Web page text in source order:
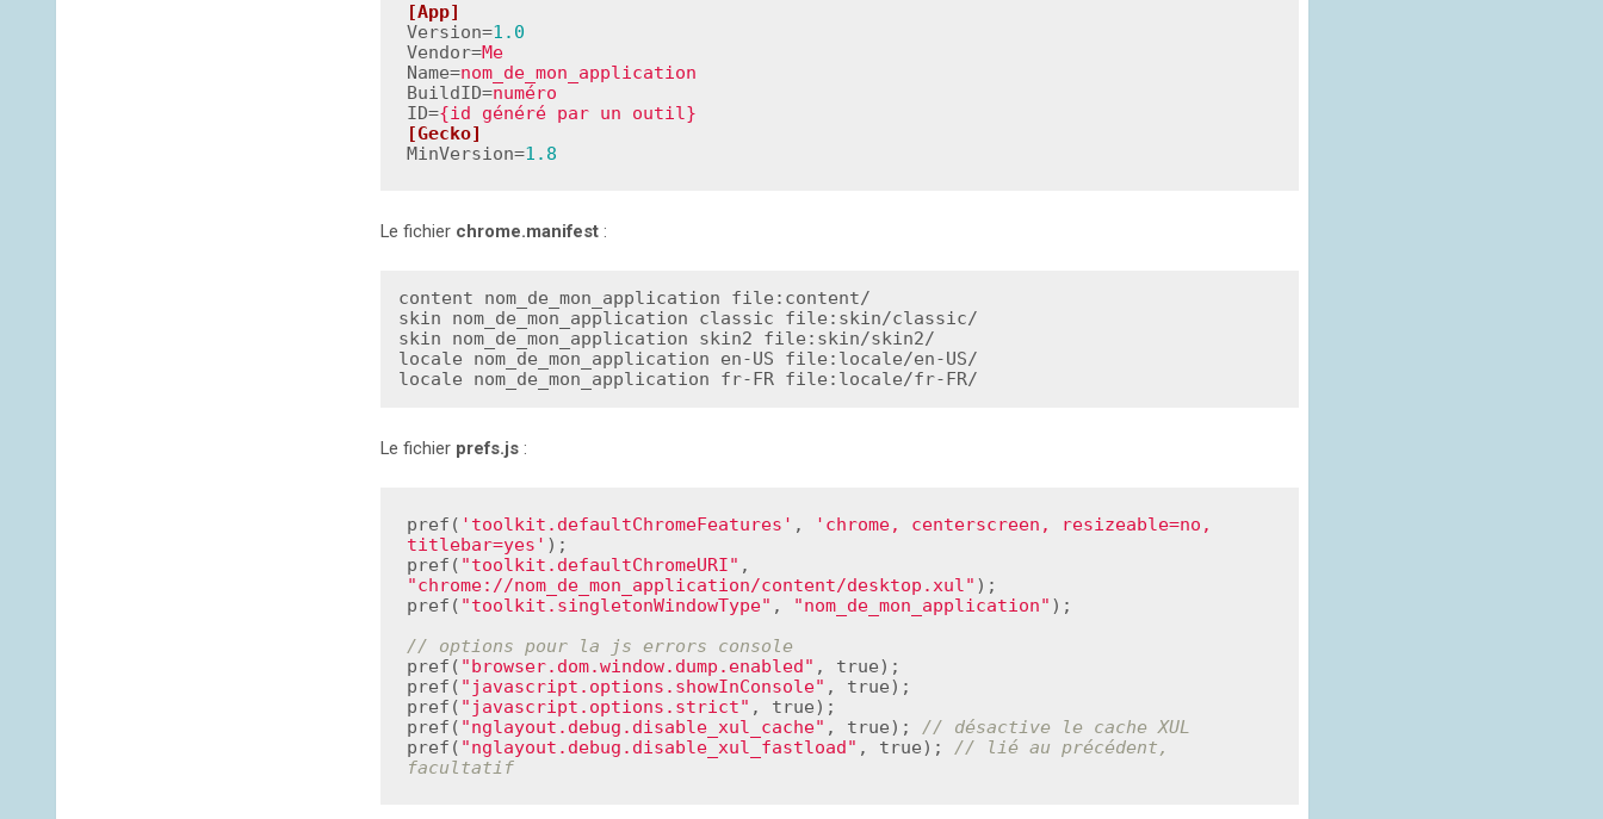
[App]
Version=1.0
Vendor=Me
Name=nom_de_mon_application
BuildID=numéro
ID={id généré par un outil}
[Gecko]
MinVersion=1.8
Le fichier chrome.manifest :
content nom_de_mon_application file:content/
skin nom_de_mon_application classic file:skin/classic/
skin nom_de_mon_application skin2 file:skin/skin2/
locale nom_de_mon_application en-US file:locale/en-US/
locale nom_de_mon_application fr-FR file:locale/fr-FR/
Le fichier prefs.js :
pref( 'toolkit.defaultChromeFeatures' ,
'chrome, centerscreen, resizeable=no,
titlebar=yes' );
pref( "toolkit.defaultChromeURI"
"chrome://nom_de_mon_application/content/desktop.xul" );
pref( "toolkit.singletonWindowType" , "nom_de_mon_application" );
// options pour la js errors console
pref( "browser.dom.window.dump.enabled" , true);
pref( "javascript.options.showInConsole" , true);
pref( "javascript.options.strict" , true);
pref( "nglayout.debug.disable_xul_cache" , true); // désactive le cache XUL
pref( "nglayout.debug.disable_xul_fastload" , true); // lié au précédent,
facultatif